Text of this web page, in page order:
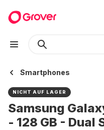
Smartphones
NICHT AUF LAGER
Samsung
- 128 GB - Dual